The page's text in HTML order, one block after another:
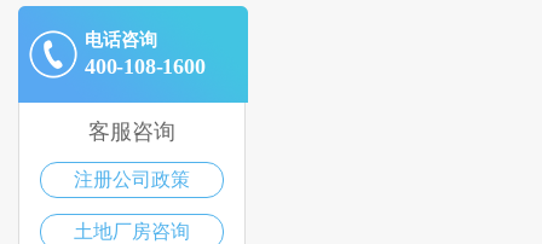
电话咨询
400-108-1600
客服咨询
注册公司政策
土地厂房咨询